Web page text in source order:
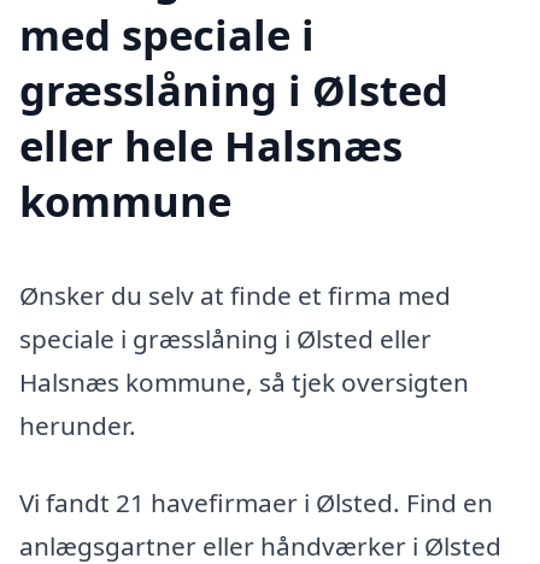
med speciale i
græsslåning i Ølsted
eller hele Halsnæs
kommune
Ønsker du selv at finde et firma med
speciale i græsslåning i Ølsted eller
Halsnæs kommune, så tjek oversigten
herunder.
Vi fandt 21 havefirmaer i Ølsted. Find en
anlægsgartner eller håndværker i Ølsted